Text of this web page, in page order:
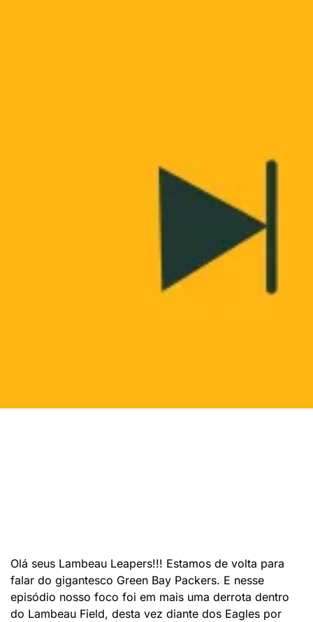
Olá seus Lambeau Leapers!!! Estamos de volta para
falar do gigantesco Green Bay Packers. E nesse
episódio nosso foco foi em mais uma derrota dentro
do Lambeau Field, desta vez diante dos Eagles por